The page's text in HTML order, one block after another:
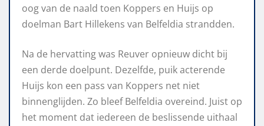
oog van de naald toen Koppers en Huijs op
doelman Bart Hillekens van Belfeldia strandden.
Na de hervatting was Reuver opnieuw dicht bij
een derde doelpunt. Dezelfde, puik acterende
Huijs kon een pass van Koppers net niet
binnenglijden. Zo bleef Belfeldia overeind. Juist op
het moment dat iedereen de beslissende uithaal